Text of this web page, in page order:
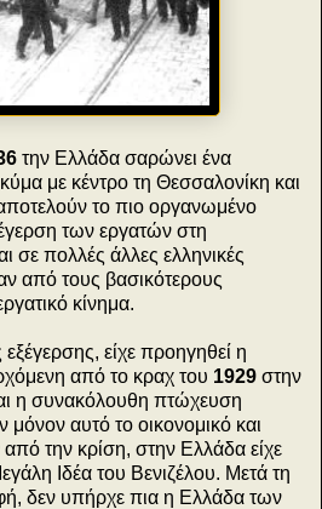
την Ελλάδα σαρώνει ένα
με κέντρο τη Θεσσαλονίκη και
το πιο οργανωμένο
των εργατών στη
σε πολλές άλλες ελληνικές
από τους βασικότερους
κίνημα.
είχε προηγηθεί η
από το κραχ του 1929 στην
η συνακόλουθη πτώχευση
αυτό το οικονομικό και
από την κρίση, στην Ελλάδα είχε
Ιδέα του Βενιζέλου. Μετά τη
δεν υπήρχε πια η Ελλάδα των